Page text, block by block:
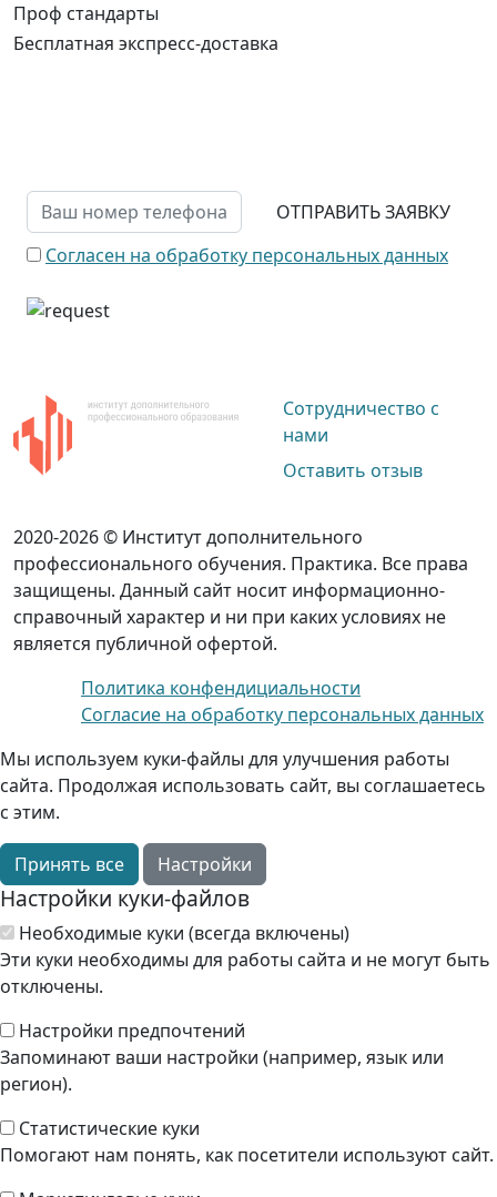
Проф стандарты
Бесплатная экспресс-доставка
ОТПРАВИТЬ ЗАЯВКУ
Согласен на обработку персональных данных
Сотрудничество с
нами
Оставить отзыв
2020-2026 © Институт дополнительного
профессионального обучения. Практика. Все права
защищены. Данный сайт носит информационно-
справочный характер и ни при каких условиях не
является публичной офертой.
Политика конфендициальности
Согласие на обработку персональных данных
Мы используем куки-файлы для улучшения работы
сайта. Продолжая использовать сайт, вы соглашаетесь
с этим.
Принять все Настройки
Настройки куки-файлов
Необходимые куки (всегда включены)
Эти куки необходимы для работы сайта и не могут быть
отключены.
Настройки предпочтений
Запоминают ваши настройки (например, язык или
регион).
Статистические куки
Помогают нам понять, как посетители используют сайт.